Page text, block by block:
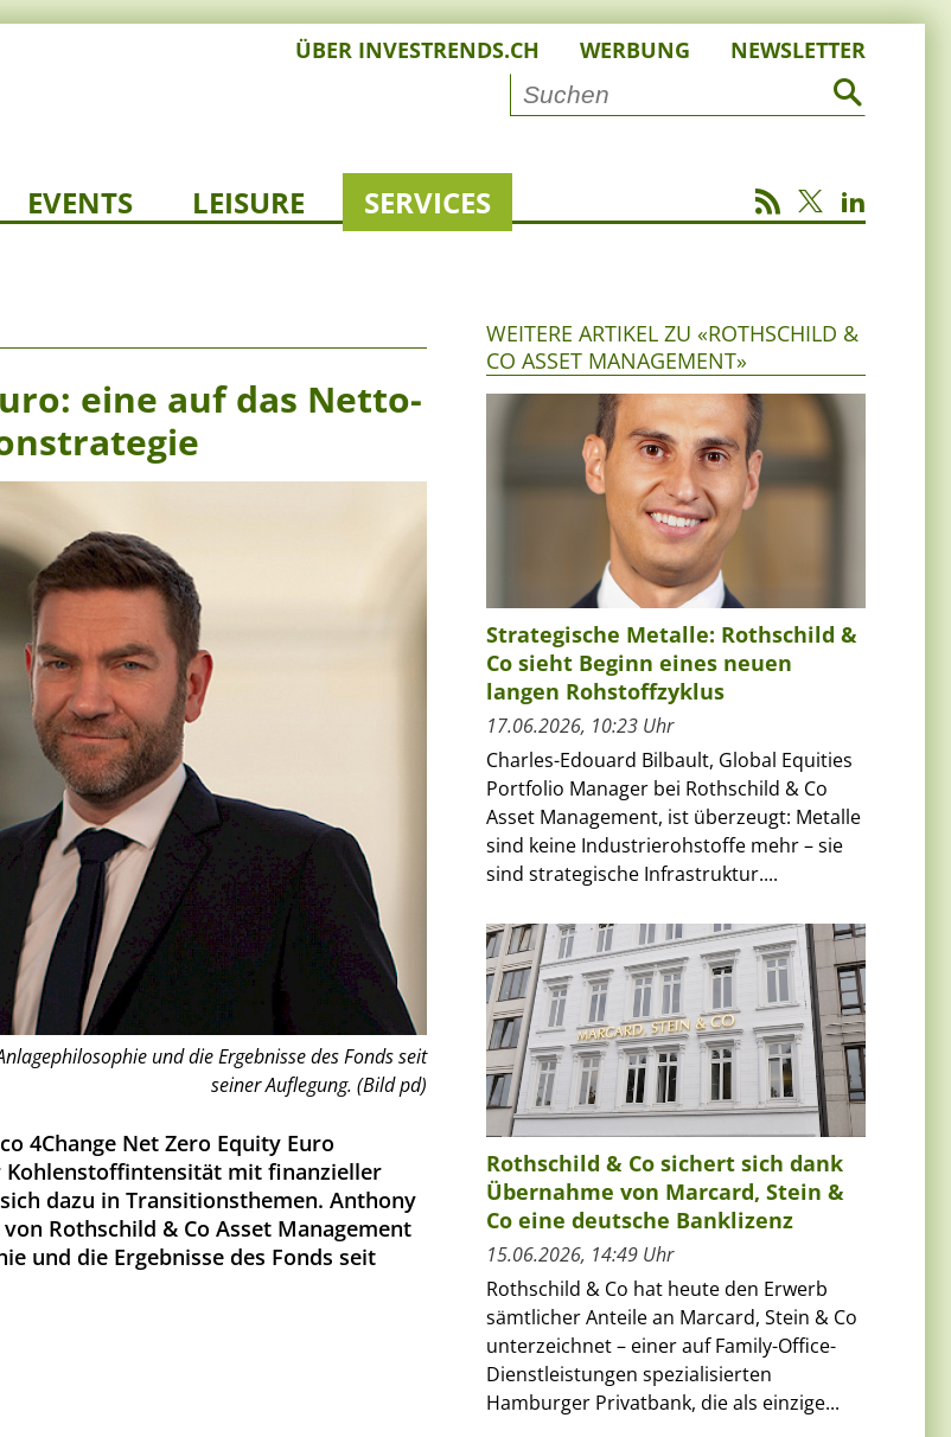
ÜBER INVESTRENDS.CH WERBUNG NEWSLETTER
EVENTS LEISURE SERVICES
eine auf das Netto-
und die Ergebnisse des Fonds seit
seiner Auflegung. (Bild pd)
4Change Net Zero Equity Euro
Kohlenstoffintensität mit finanzieller
dazu in Transitionsthemen. Anthony
Rothschild & Co Asset Management
und die Ergebnisse des Fonds seit
WEITERE ARTIKEL ZU «ROTHSCHILD &
CO ASSET MANAGEMENT»
Strategische Metalle: Rothschild &
Co sieht Beginn eines neuen
langen Rohstoffzyklus
17.06.2026, 10:23 Uhr
Charles-Edouard Bilbault, Global Equities
Portfolio Manager bei Rothschild & Co
Asset Management, ist überzeugt: Metalle
sind keine Industrierohstoffe mehr – sie
sind strategische Infrastruktur....
Rothschild & Co sichert sich dank
Übernahme von Marcard, Stein &
Co eine deutsche Banklizenz
15.06.2026, 14:49 Uhr
Rothschild & Co hat heute den Erwerb
sämtlicher Anteile an Marcard, Stein & Co
unterzeichnet – einer auf Family-Office-
Dienstleistungen spezialisierten
Hamburger Privatbank, die als einzige...